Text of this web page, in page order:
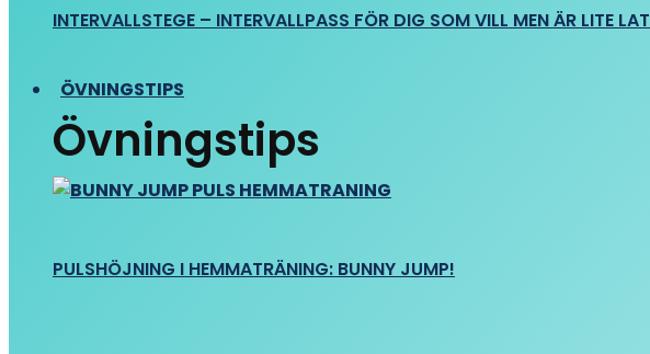
INTERVALLSTEGE – INTERVALLPASS FÖR DIG SOM VILL MEN ÄR LITE LAT
ÖVNINGSTIPS
Övningstips
PULSHÖJNING I HEMMATRÄNING: BUNNY JUMP!